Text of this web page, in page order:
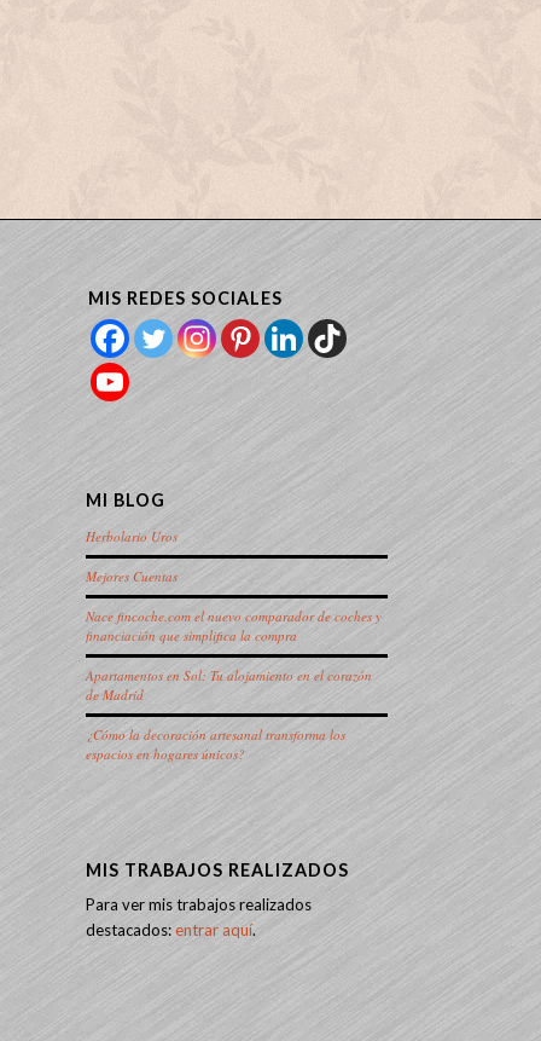
MIS REDES SOCIALES
MI BLOG
Herbolario Uros
Mejores Cuentas
Nace fincoche.com el nuevo comparador de coches y
financiación que simplifica la compra
Apartamentos en Sol: Tu alojamiento en el corazón
de Madrid
¿Cómo la decoración artesanal transforma los
espacios en hogares únicos?
MIS TRABAJOS REALIZADOS
Para ver mis trabajos realizados
destacados:entrar aquí.